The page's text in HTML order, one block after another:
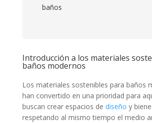
baños
Introducción a los materiales
baños modernos
Los materiales sostenibles para baños
han convertido en una prioridad para
buscan crear espacios de diseño y
respetando al mismo tiempo el medio